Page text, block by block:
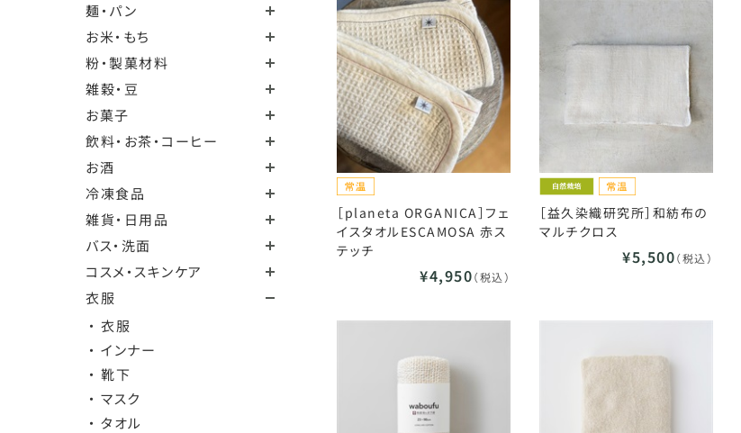
麺・パン
お米・もち
粉・製菓材料
雑穀・豆
お菓子
飲料・お茶・コーヒー
お酒
冷凍食品
雑貨・日用品
バス・洗面
コスメ・スキンケア
衣服
・ 衣服
・ インナー
・ 靴下
・ マスク
・ タオル
［planeta ORGANICA］フェ
イスタオルESCAMOSA 赤ス
テッチ
¥4,950（税込）
［益久染織研究所］和紡布の
マルチクロス
¥5,500（税込）